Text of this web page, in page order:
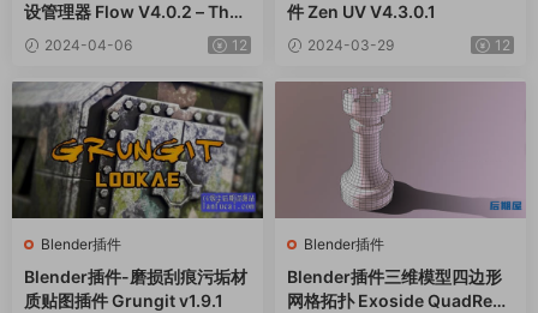
设管理器 Flow V4.0.2 – The
Next-Level Asset Manager+
Basic Nature Pack
2024-04-06 12
件 Zen UV V4.3.0.1
2024-03-29 12
Blender插件
Blender插件-磨损刮痕污垢材
质贴图插件 Grungit v1.9.1
Blender插件
Blender插件三维模型四边形
网格拓扑 Exoside QuadRem